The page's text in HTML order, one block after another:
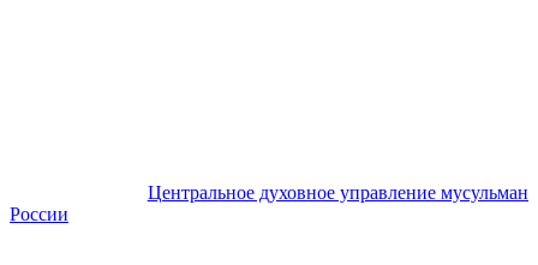
Центральное духовное управление мусульман
России